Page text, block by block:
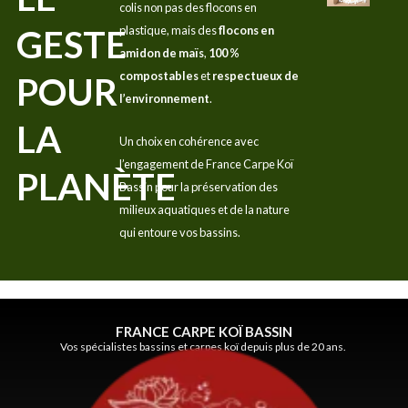
GESTE
POUR
LA
PLANÈTE
colis non pas des flocons en
plastique, mais desflocons en
amidon de maïs, 100 %
compostablesetrespectueux de
l’environnement.
Un choix en cohérence avec
l’engagement de France Carpe Koï
Bassin pour la préservation des
milieux aquatiques et de la nature
qui entoure vos bassins.
FRANCE CARPE KOÏ BASSIN
Vos spécialistes bassins et carpes koï depuis plus de 20 ans.